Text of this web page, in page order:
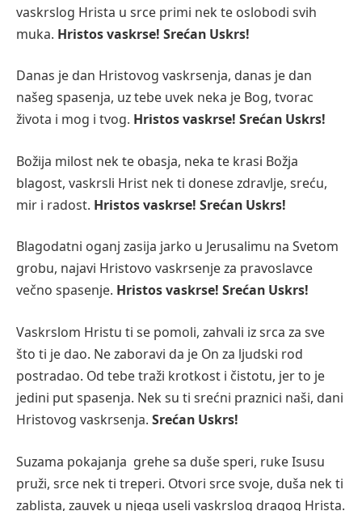
vaskrslog Hrista u srce primi nek te oslobodi svih
muka. Hristos vaskrse! Srećan Uskrs!
Danas je dan Hristovog vaskrsenja, danas je dan
našeg spasenja, uz tebe uvek neka je Bog, tvorac
života i mog i tvog. Hristos vaskrse! Srećan Uskrs!
Božija milost nek te obasja, neka te krasi Božja
blagost, vaskrsli Hrist nek ti donese zdravlje, sreću,
mir i radost. Hristos vaskrse! Srećan Uskrs!
Blagodatni oganj zasija jarko u Jerusalimu na Svetom
grobu, najavi Hristovo vaskrsenje za pravoslavce
večno spasenje. Hristos vaskrse! Srećan Uskrs!
Vaskrslom Hristu ti se pomoli, zahvali iz srca za sve
što ti je dao. Ne zaboravi da je On za ljudski rod
postradao. Od tebe traži krotkost i čistotu, jer to je
jedini put spasenja. Nek su ti srećni praznici naši, dani
Hristovog vaskrsenja. Srećan Uskrs!
Suzama pokajanja grehe sa duše speri, ruke Isusu
pruži, srce nek ti treperi. Otvori srce svoje, duša nek ti
zablista, zauvek u njega useli vaskrslog dragog Hrista.